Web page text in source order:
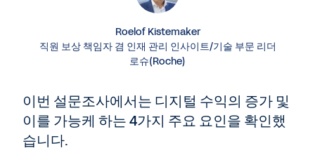
Roelof Kistemaker
직원 보상 책임자 겸 인재 관리 인사이트/기술 부문 리더
로슈(Roche)
이번 설문조사에서는 디지털 수익의 증가 및
이를 가능케 하는 4가지 주요 요인을 확인했
습니다.